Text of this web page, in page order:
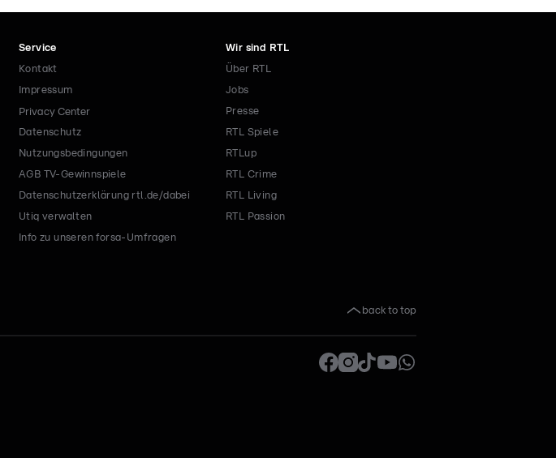
Service
Kontakt
Impressum
Privacy Center
Datenschutz
Nutzungsbedingungen
AGB TV-Gewinnspiele
Datenschutzerklärung rtl.de/dabei
Utiq verwalten
Info zu unseren forsa-Umfragen
Wir sind RTL
Über RTL
Jobs
Presse
RTL Spiele
RTLup
RTL Crime
RTL Living
RTL Passion
back to top